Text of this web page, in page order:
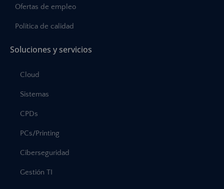
Ofertas de empleo
Política de calidad
Soluciones y servicios
Cloud
Sistemas
CPDs
PCs/Printing
Ciberseguridad
Gestión TI